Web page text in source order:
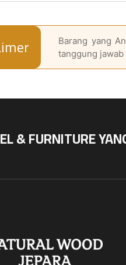
Barang yang
tanggung jawab
& FURNITURE